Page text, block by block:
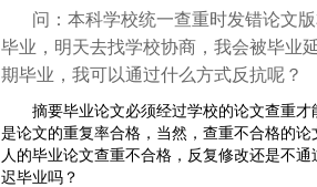
问：本科学校统一查重时发错论文
毕业，明天去找学校协商，我会被毕业
期毕业，我可以通过什么方式反抗呢？
摘要毕业论文必须经过学校的论文查重
是论文的重复率合格，当然，查重不合格的
人的毕业论文查重不合格，反复修改还是不
迟毕业吗？